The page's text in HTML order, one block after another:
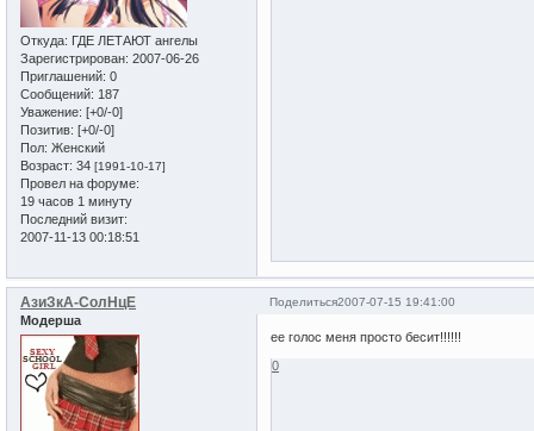
Откуда: ГДЕ ЛЕТАЮТ ангелы
Зарегистрирован: 2007-06-26
Приглашений: 0
Сообщений: 187
Уважение: [+0/-0]
Позитив: [+0/-0]
Пол: Женский
Возраст: 34 [1991-10-17]
Провел на форуме:
19 часов 1 минуту
Последний визит:
2007-11-13 00:18:51
Поделиться2007-07-15 19:41:00
АзиЗкА-СолНцЕ
Модерша
ее голос меня просто бесит!!!!!!
0